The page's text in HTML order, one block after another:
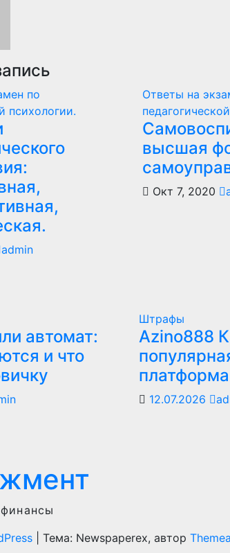
по
психологии.
admin
Ответы на
высшая
Окт 7, 2020
автомат:
и что
Штрафы
Azino888
платформа
12.07.2026
Тема: Newspaperex, автор